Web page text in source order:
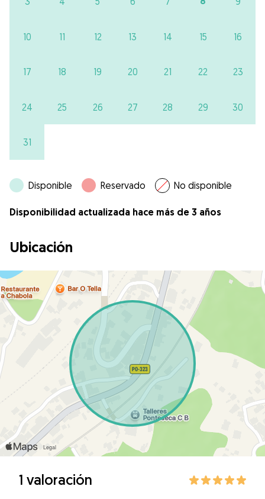
10 11 12 13 14 15 16
17 18 19 20 21 22 23
24 25 26 27 28 29 30
31
Disponible Reservado No disponible
Disponibilidad actualizada hace más de 3 años
Ubicación
1 valoración